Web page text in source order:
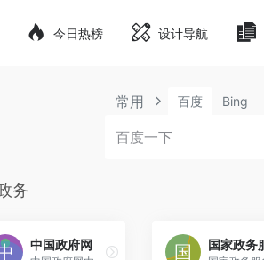
今日热榜 设计导航
常用 百度 Bing
务
中国政府网